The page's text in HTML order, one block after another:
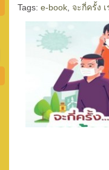
Tags:e-book จะกี่ครั้ง